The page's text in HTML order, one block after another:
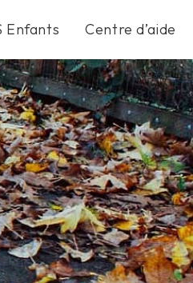
Enfants Centre d’aide